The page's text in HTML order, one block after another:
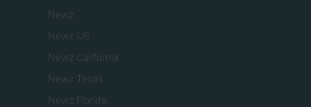
Newz
Newz US
Newz California
Newz Texas
Newz Florida